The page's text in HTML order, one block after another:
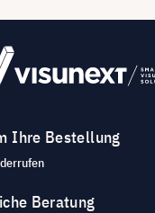
Ihre Bestellung
Beratung